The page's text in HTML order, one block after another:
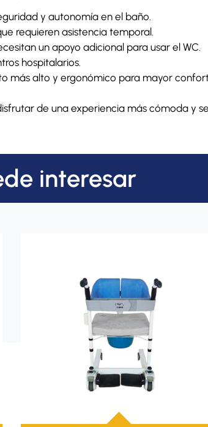
y autonomía en el baño.
requieren asistencia temporal.
un apoyo adicional para usar el WC.
hospitalarios.
más alto y ergonómico para mayor
de una experiencia más cómoda y
interesar